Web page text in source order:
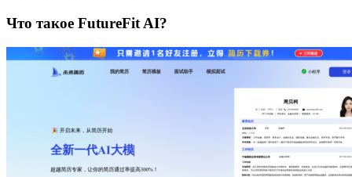
Что такое FutureFit AI?